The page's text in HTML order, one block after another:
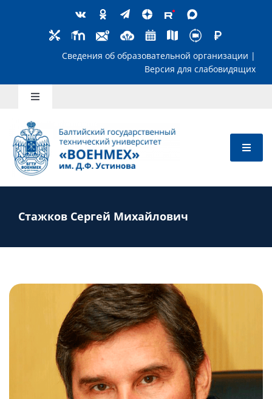
Сведения об образовательной
Toggle
Школьникам
Абитуриентам
Преподавателям
Слушателям
Партнерам
Стажков Сергей Михайлович